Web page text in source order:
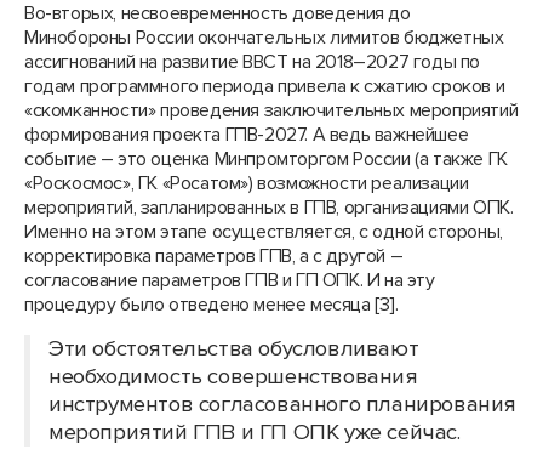
Во-вторых, несвоевременность доведения до
Минобороны России окончательных лимитов бюджетных
ассигнований на развитие ВВСТ на 2018–2027 годы по
годам программного периода привела к сжатию сроков и
«скомканности» проведения заключительных мероприятий
формирования проекта ГПВ-2027. А ведь важнейшее
событие – это оценка Минпромторгом России (а также ГК
«Роскосмос», ГК «Росатом») возможности реализации
мероприятий, запланированных в ГПВ, организациями ОПК.
Именно на этом этапе осуществляется, с одной стороны,
корректировка параметров ГПВ, а с другой –
согласование параметров ГПВ и ГП ОПК. И на эту
процедуру было отведено менее месяца [3].
Эти обстоятельства обусловливают
необходимость совершенствования
инструментов согласованного планирования
мероприятий ГПВ и ГП ОПК уже сейчас.